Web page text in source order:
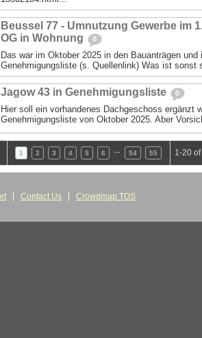
Beussel 77 - Umnutzung Gewerbe im
OG in Wohnung
0
Das war im Oktober 2025 in den Bauanträgen
Genehmigungsliste (s. Quellenlink) Was ist sonst
Jagow 43 in Genehmigungsliste 0
Hier soll ein vorhandenes Dachgeschoss ergänzt
Genehmigungsliste von Oktober 2025. Aber
1 2 3 4 5 6 54 55 1-20
Contact Us Crowdmap TOS